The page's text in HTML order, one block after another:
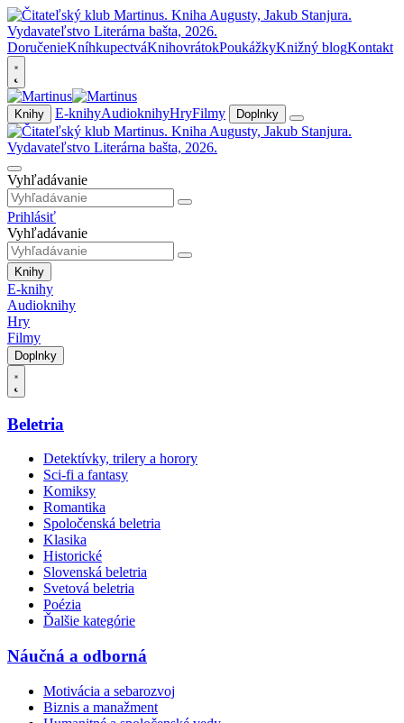
DoručenieKníhkupectváKnihovrátokPoukážkyKnižný blogKontakt
Knihy E-knihyAudioknihyHryFilmy Doplnky
Vyhľadávanie
Prihlásiť
Vyhľadávanie
Knihy
E-knihy
Audioknihy
Hry
Filmy
Doplnky
Beletria
Detektívky, trilery a horory
Sci-fi a fantasy
Komiksy
Romantika
Spoločenská beletria
Klasika
Historické
Slovenská beletria
Svetová beletria
Poézia
Ďalšie kategórie
Náučná a odborná
Motivácia a sebarozvoj
Biznis a manažment